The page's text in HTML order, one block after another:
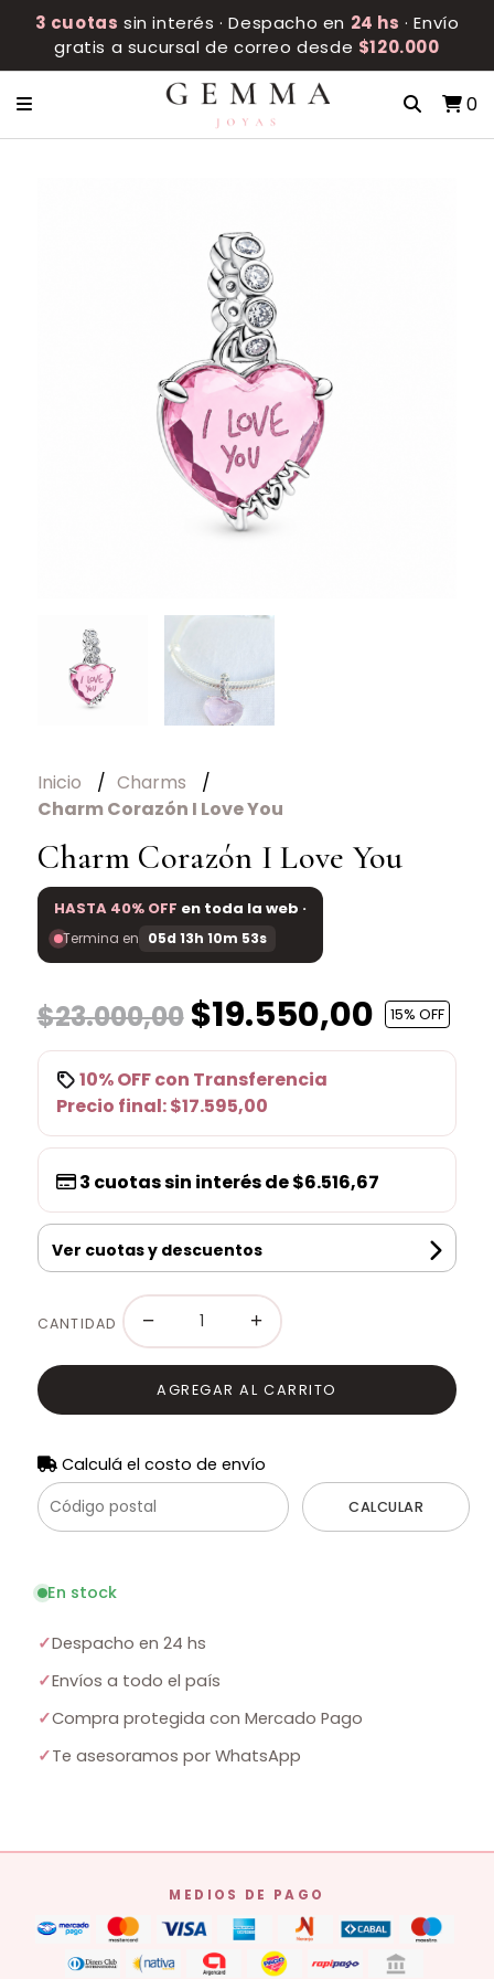
3 cuotas sin interés · Despacho en 24 hs · Envío
gratis a sucursal de correo desde $120.000
0
Inicio
Charms
Charm Corazón I Love You
Charm Corazón I Love You
HASTA 40% OFF en toda la web ·
Termina en 05d 13h 10m 53s
$23.000,00$19.550,00 15% OFF
10% OFFcon Transferencia
Precio final:$17.595,00
3 cuotas sin interés de$6.516,67
Ver cuotas y descuentos
CANTIDAD − +
AGREGAR AL CARRITO
Calculá el costo de envío
CALCULAR
En stock
✓Despacho en 24 hs
✓Envíos a todo el país
✓Compra protegida con Mercado Pago
✓Te asesoramos por WhatsApp
MEDIOS DE PAGO